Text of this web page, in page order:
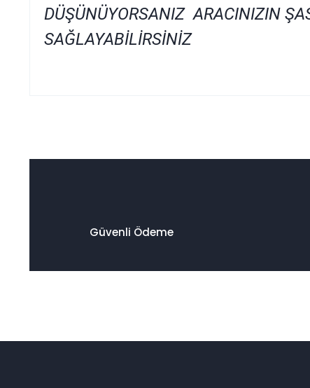
DÜŞÜNÜYORSANIZ ARACINIZIN
SAĞLAYABİLİRSİNİZ
Ürün fiyatı diğer sitelerden daha pahalı.
Güvenli Ödeme